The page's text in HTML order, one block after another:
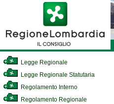
Legge Regionale
Legge Regionale Statutaria
Regolamento Interno
Regolamento Regionale